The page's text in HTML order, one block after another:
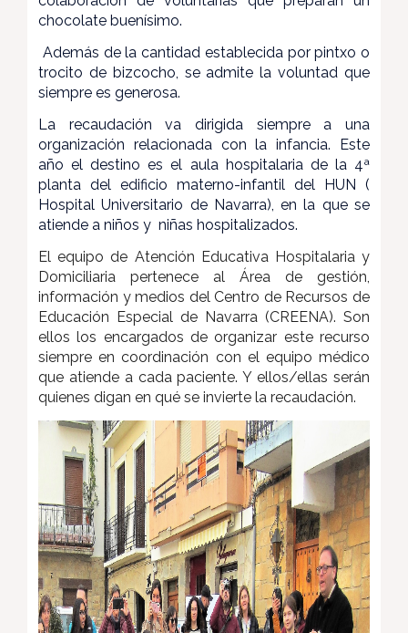
chocolate buenísimo.
Además de la cantidad establecida por pintxo o
trocito de bizcocho, se admite la voluntad que
siempre es generosa.
La recaudación va dirigida siempre a una
organización relacionada con la infancia. Este
año el destino es el aula hospitalaria de la 4ª
planta del edificio materno-infantil del HUN (
Hospital Universitario de Navarra), en la que se
atiende a niños y niñas hospitalizados.
El equipo de Atención Educativa Hospitalaria y
Domiciliaria pertenece al Área de gestión,
información y medios del Centro de Recursos de
Educación Especial de Navarra (CREENA). Son
ellos los encargados de organizar este recurso
siempre en coordinación con el equipo médico
que atiende a cada paciente. Y ellos/ellas serán
quienes digan en qué se invierte la recaudación.